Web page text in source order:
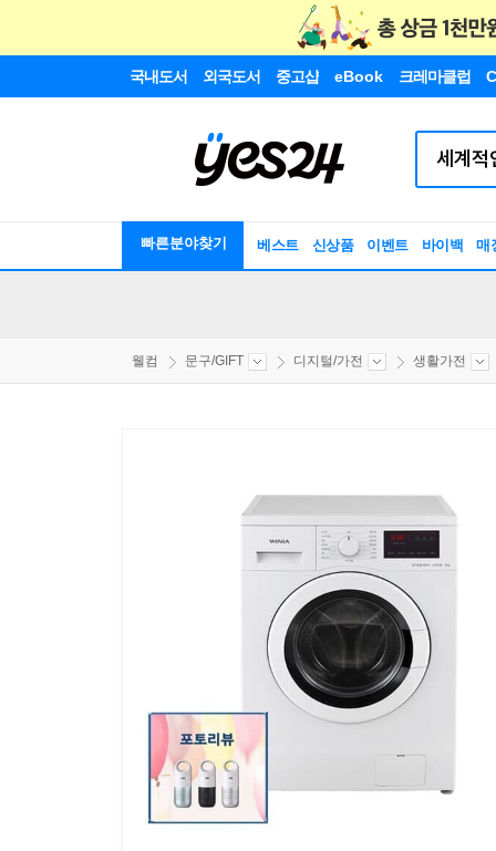
국내도서 외국도서 중고샵 eBook 크레마클럽
빠른분야찾기 베스트 신상품 이벤트 바이백 매
웰컴 문구/GIFT 디지털/가전 생활가전